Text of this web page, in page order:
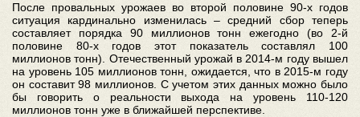
После провальных урожаев во второй половине 90-х годов
ситуация кардинально изменилась – средний сбор теперь
составляет порядка 90 миллионов тонн ежегодно (во 2-й
половине 80-х годов этот показатель составлял 100
миллионов тонн). Отечественный урожай в 2014-м году вышел
на уровень 105 миллионов тонн, ожидается, что в 2015-м году
он составит 98 миллионов. С учетом этих данных можно было
бы говорить о реальности выхода на уровень 110-120
миллионов тонн уже в ближайшей перспективе.